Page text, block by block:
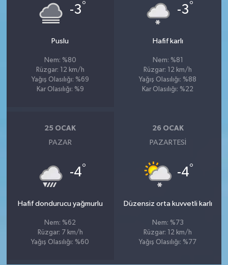
-3°
Puslu
Nem: %80
Rüzgar: 12 km/h
Yağış Olasılığı: %69
Kar Olasılığı: %9
-3°
Hafif karlı
Nem: %81
Rüzgar: 12 km/h
Yağış Olasılığı: %88
Kar Olasılığı: %22
25 OCAK
PAZAR
-4°
Hafif dondurucu yağmurlu
Nem: %62
Rüzgar: 7 km/h
Yağış Olasılığı: %60
26 OCAK
PAZARTESI
-4°
Düzensiz orta kuvvetli karlı
Nem: %73
Rüzgar: 12 km/h
Yağış Olasılığı: %77